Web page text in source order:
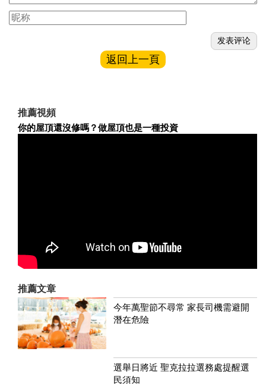
返回上一頁
推薦視頻
你的屋頂還沒修嗎？做屋頂也是一種投資
推薦文章
今年萬聖節不尋常 家長司機需避開
潛在危險
選舉日將近 聖克拉拉選務處提醒選
民須知